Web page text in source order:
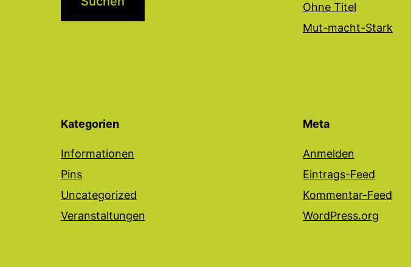
Ohne Titel
Mut-macht-Stark
Kategorien
Informationen
Pins
Uncategorized
Veranstaltungen
Meta
Anmelden
Eintrags-Feed
Kommentar-Feed
WordPress.org